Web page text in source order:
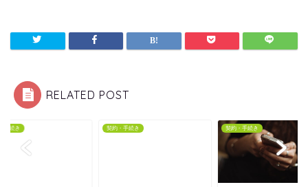
RELATED POST
手続き 契約・手続き 契約・手続き